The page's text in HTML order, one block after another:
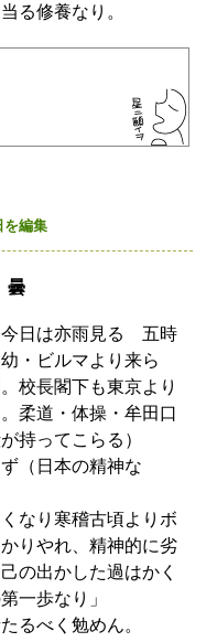
る修養なり。
を編集
曇
今日は亦雨見る 五時
・ビルマより来ら
校長閣下も東京より
柔道・体操・牟田口
持ってこらる）
（日本の精神な
なり寒稽古頃よりボ
りやれ、精神的に劣
の出かした過はかく
一歩なり」
るべく勉めん。